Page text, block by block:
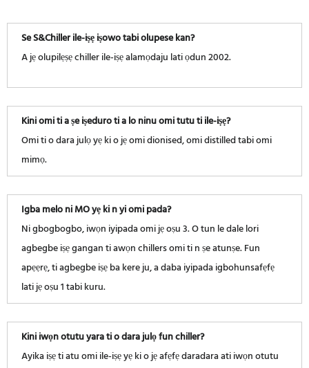
Se S&Chiller ile-iṣẹ iṣowo tabi olupese kan?
A jẹ olupilẹṣẹ chiller ile-iṣẹ alamọdaju lati ọdun 2002.
Kini omi ti a ṣe iṣeduro ti a lo ninu omi tutu ti ile-iṣẹ?
Omi ti o dara julọ yẹ ki o jẹ omi dionised, omi distilled tabi omi
mimọ.
Igba melo ni MO yẹ ki n yi omi pada?
Ni gbogbogbo, iwọn iyipada omi jẹ oṣu 3. O tun le dale lori
agbegbe iṣẹ gangan ti awọn chillers omi ti n ṣe atunṣe. Fun
apẹẹrẹ, ti agbegbe iṣẹ ba kere ju, a daba iyipada igbohunsafẹfẹ
lati jẹ oṣu 1 tabi kuru.
Kini iwọn otutu yara ti o dara julọ fun chiller?
Ayika iṣẹ ti atu omi ile-iṣẹ yẹ ki o jẹ afẹfẹ daradara ati iwọn otutu